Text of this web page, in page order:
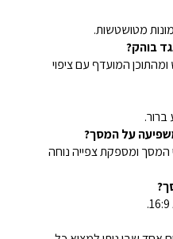
בוהק?
המועדף עם ציפוי
המסך ומספקת צפייה נוחה